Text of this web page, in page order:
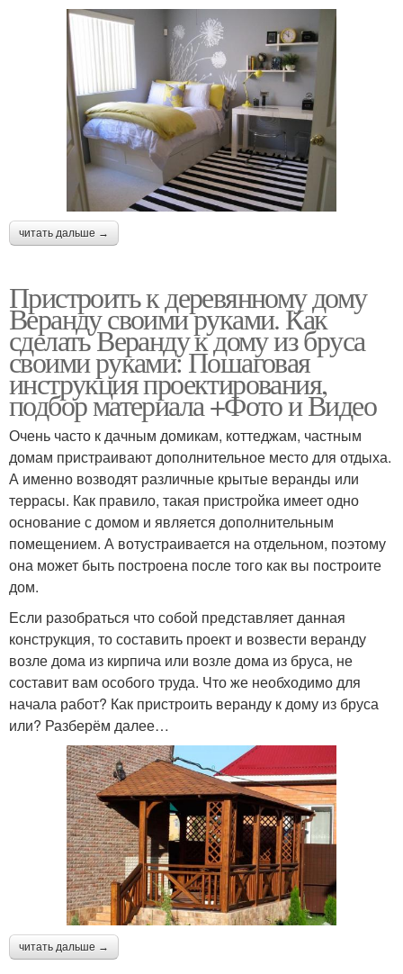
читать дальше →
Пристроить к деревянному дому
Веранду своими руками. Как
сделать Веранду к дому из бруса
своими руками: Пошаговая
инструкция проектирования,
подбор материала +Фото и Видео
Очень часто к дачным домикам, коттеджам, частным
домам пристраивают дополнительное место для отдыха.
А именно возводят различные крытые веранды или
террасы. Как правило, такая пристройка имеет одно
основание с домом и является дополнительным
помещением. А вотустраивается на отдельном, поэтому
она может быть построена после того как вы построите
дом.
Если разобраться что собой представляет данная
конструкция, то составить проект и возвести веранду
возле дома из кирпича или возле дома из бруса, не
составит вам особого труда. Что же необходимо для
начала работ? Как пристроить веранду к дому из бруса
или? Разберём далее…
читать дальше →